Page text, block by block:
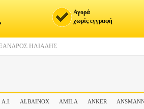
Αγορά
χωρίς εγγραφή
ΗΛΙΑΔΗΣ
A.I. ALBAINOX AMILA ANKER